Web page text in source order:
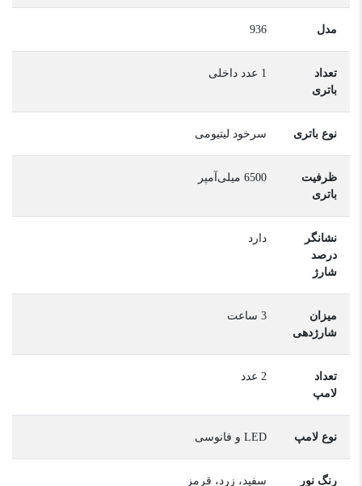
مدل 936
تعداد
باتری
1 عدد داخلی
نوع باتری سرخود لیتیومی
ظرفیت
باتری
6500 میلی‌آمپر
نشانگر
درصد
شارژ
دارد
میزان
شارژدهی
3 ساعت
تعداد
لامپ
2 عدد
نوع لامپ LED و فانوسی
رنگ نور سفید، زرد، قرمز